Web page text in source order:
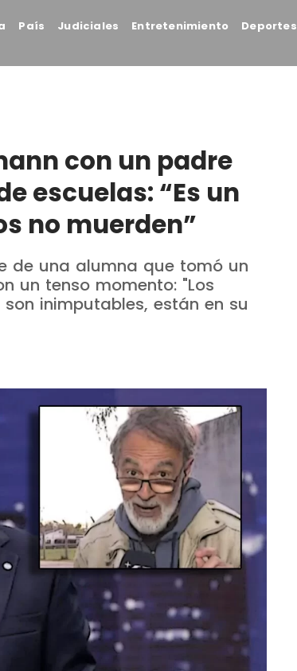
País Judiciales Entretenimiento Deportes
con un padre
escuelas: “Es un
no muerden”
de una alumna que tomó un
un tenso momento: "Los
inimputables, están en su